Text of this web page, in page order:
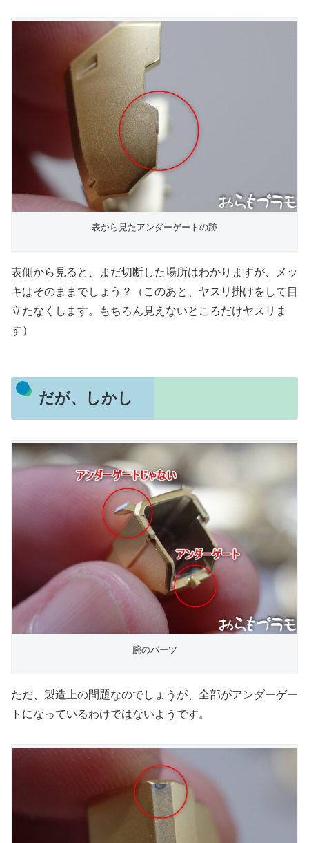
表から見たアンダーゲートの跡
表側から見ると、まだ切断した場所はわかりますが、メッ
キはそのままでしょう？（このあと、ヤスリ掛けをして目
立たなくします。もちろん見えないところだけヤスリま
す）
だが、しかし
腕のパーツ
ただ、製造上の問題なのでしょうが、全部がアンダーゲー
トになっているわけではないようです。